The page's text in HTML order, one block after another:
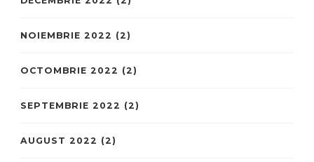
NOIEMBRIE 2022 (2)
OCTOMBRIE 2022 (2)
SEPTEMBRIE 2022 (2)
AUGUST 2022 (2)